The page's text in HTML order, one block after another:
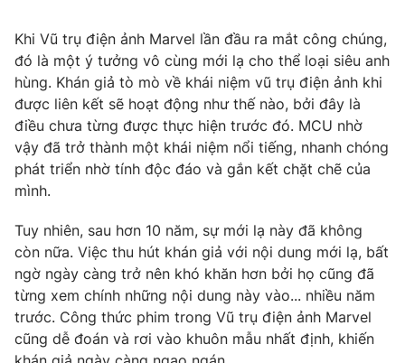
Khi Vũ trụ điện ảnh Marvel lần đầu ra mắt công chúng,
đó là một ý tưởng vô cùng mới lạ cho thể loại siêu anh
hùng. Khán giả tò mò về khái niệm vũ trụ điện ảnh khi
được liên kết sẽ hoạt động như thế nào, bởi đây là
điều chưa từng được thực hiện trước đó. MCU nhờ
vậy đã trở thành một khái niệm nổi tiếng, nhanh chóng
phát triển nhờ tính độc đáo và gắn kết chặt chẽ của
mình.
Tuy nhiên, sau hơn 10 năm, sự mới lạ này đã không
còn nữa. Việc thu hút khán giả với nội dung mới lạ, bất
ngờ ngày càng trở nên khó khăn hơn bởi họ cũng đã
từng xem chính những nội dung này vào... nhiều năm
trước. Công thức phim trong Vũ trụ điện ảnh Marvel
cũng dễ đoán và rơi vào khuôn mẫu nhất định, khiến